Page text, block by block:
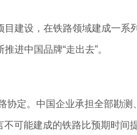
设，在铁路领域建成一系
进中国品牌“走出去”。
定。中国企业承担全部勘测
可能建成的铁路比预期时间